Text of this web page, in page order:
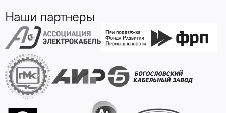
Наши партнеры